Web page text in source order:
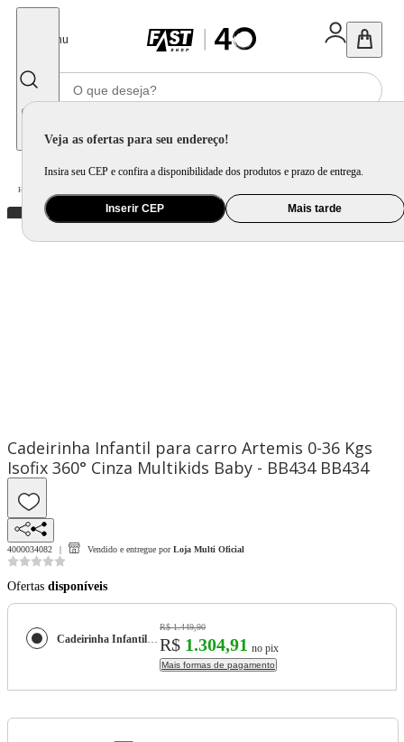
Menu
Veja as ofertas para seu endereço!
Insira seu CEP e confira a disponibilidade dos produtos e prazo de entrega.
Inserir CEP Mais tarde
Home
Cadeirinha Infantil para carro Artemis 0-36 Kgs
Isofix 360° Cinza Multikids Baby - BB434 BB434
4000034082 Vendido e entregue por Loja Multi Oficial
Ofertas disponíveis
Cadeirinha Infantil para carro Artemis 0-36 Kgs Isofix 360° Cinza Multikids Baby - BB434 BB434
R$ 1.449,90
R$ 1.304,91 no pix
Mais formas de pagamento